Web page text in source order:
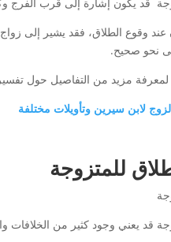
عند وقوع الطلاق، فقد يشير إلى
نحو صحيح.
لمعرفة مزيد من التفاصيل حول
لابن سيرين وتأويلات مختلفة
للمتزوجة
قد يعني وجود كثير من الخلافات